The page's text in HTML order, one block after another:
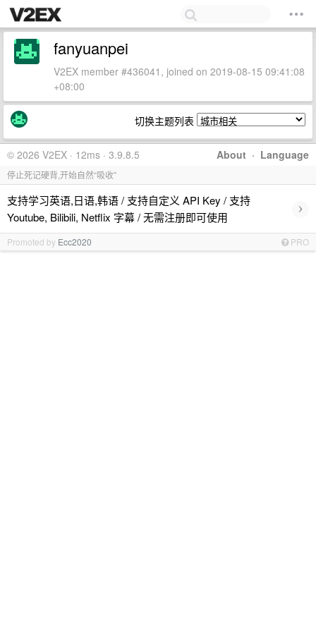
fanyuanpei
V2EX member #436041, joined on 2019-08-15 09:41:08
+08:00
切换主题列表
About · Language
© 2026 V2EX · 12ms · 3.9.8.5
停止死记硬背,开始自然“吸收”
支持学习英语,日语,韩语 / 支持自定义 API Key / 支持
Youtube, Bilibili, Netflix 字幕 / 无需注册即可使用
›
Promoted by Ecc2020 PRO